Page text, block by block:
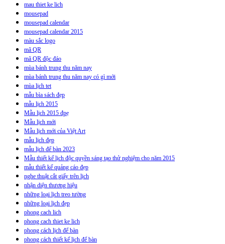
mau thiet ke lich
mousepad
mousepad calendar
mousepad calendar 2015
màu sắc logo
mã QR
mã QR độc đáo
mùa bánh trung thu năm nay
mùa bánh trung thu năm nay có gì mới
mùa lịch tet
mẫu bìa sách đẹp
mẫu lịch 2015
Mẫu lịch 2015 đpẹ
Mẫu lịch mới
Mẫu lịch mới của Việt Art
mẫu lịch đẹp
mẫu lịch để bàn 2023
Mẫu thiết kế lịch độc quyền sáng tạo thử nghiệm cho năm 2015
mẫu thiết kế quảng cáo đẹp
nghe thuật cắt giấy trên lịch
nhận diện thương hiệu
những loại lịch treo tường
những loại lịch đẹp
phong cach lich
phong cach thiet ke lich
phong cách lịch để bàn
phong cách thiết kế lịch để bàn